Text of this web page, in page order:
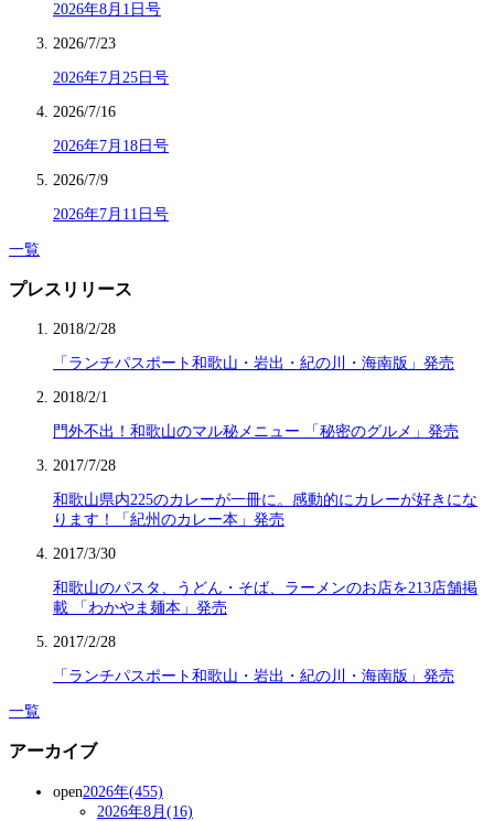
2026年8月1日号
2026/7/23
2026年7月25日号
2026/7/16
2026年7月18日号
2026/7/9
2026年7月11日号
一覧
プレスリリース
2018/2/28
「ランチパスポート和歌山・岩出・紀の川・海南版」発売
2018/2/1
門外不出！和歌山のマル秘メニュー 「秘密のグルメ」発売
2017/7/28
和歌山県内225のカレーが一冊に。感動的にカレーが好きにな
ります！「紀州のカレー本」発売
2017/3/30
和歌山のパスタ、うどん・そば、ラーメンのお店を213店舗掲
載 「わかやま麺本」発売
2017/2/28
「ランチパスポート和歌山・岩出・紀の川・海南版」発売
一覧
アーカイブ
open2026年(455)
2026年8月(16)